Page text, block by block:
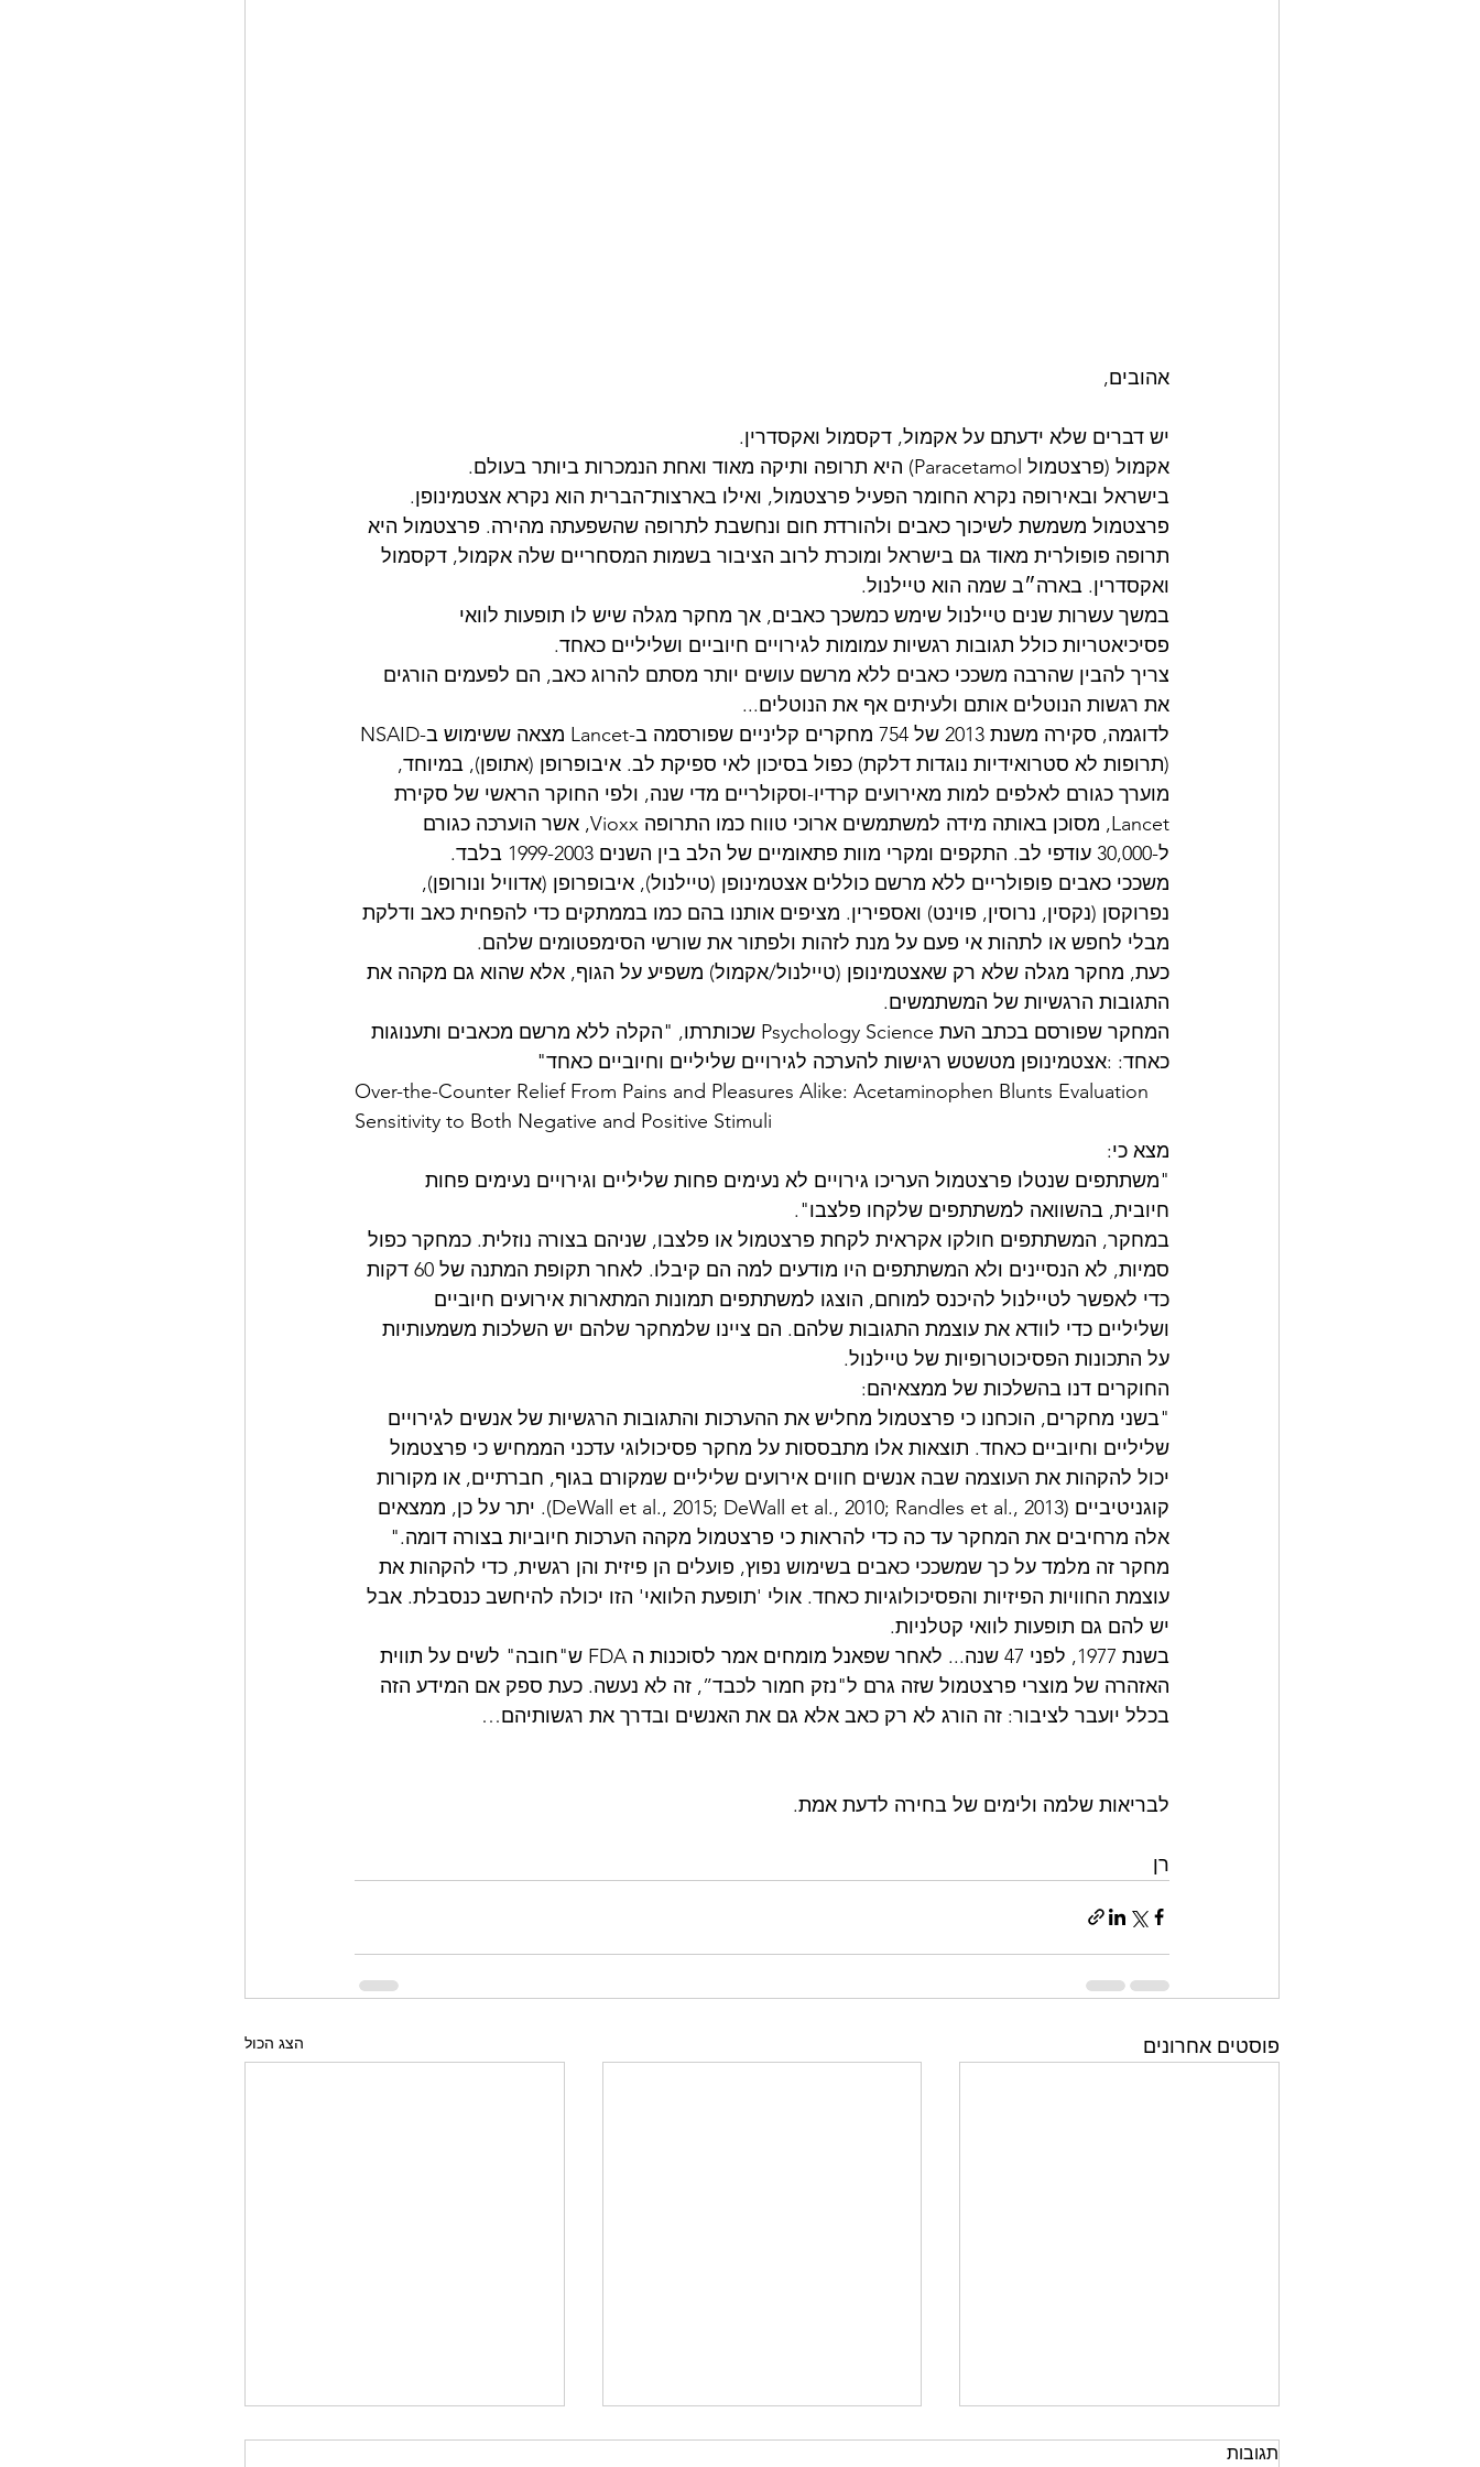
אהובים,
יש דברים שלא ידעתם על אקמול, דקסמול ואקסדרין.
אקמול (פרצטמול Paracetamol) היא תרופה ותיקה מאוד ואחת הנמכרות ביותר בעולם.
בישראל ובאירופה נקרא החומר הפעיל פרצטמול, ואילו בארצות־הברית הוא נקרא אצטמינופן.
פרצטמול משמשת לשיכוך כאבים ולהורדת חום ונחשבת לתרופה שהשפעתה מהירה. פרצטמול היא
תרופה פופולרית מאוד גם בישראל ומוכרת לרוב הציבור בשמות המסחריים שלה אקמול, דקסמול
ואקסדרין. בארה״ב שמה הוא טיילנול.
במשך עשרות שנים טיילנול שימש כמשכך כאבים, אך מחקר מגלה שיש לו תופעות לוואי
פסיכיאטריות כולל תגובות רגשיות עמומות לגירויים חיוביים ושליליים כאחד.
צריך להבין שהרבה משככי כאבים ללא מרשם עושים יותר מסתם להרוג כאב, הם לפעמים הורגים
את רגשות הנוטלים אותם ולעיתים אף את הנוטלים...
(תרופות לא סטרואידיות נוגדות דלקת) כפול בסיכון לאי ספיקת לב. איבופרופן (אתופן), במיוחד,
מוערך כגורם לאלפים למות מאירועים קרדיו-וסקולריים מדי שנה, ולפי החוקר הראשי של סקירת
Lancet, מסוכן באותה מידה למשתמשים ארוכי טווח כמו התרופה Vioxx, אשר הוערכה כגורם
ל-30,000 עודפי לב. התקפים ומקרי מוות פתאומיים של הלב בין השנים 1999-2003 בלבד.
משככי כאבים פופולריים ללא מרשם כוללים אצטמינופן (טיילנול), איבופרופן (אדוויל ונורופן),
נפרוקסן (נקסין, נרוסין, פוינט) ואספירין. מציפים אותנו בהם כמו בממתקים כדי להפחית כאב ודלקת
מבלי לחפש או לתהות אי פעם על מנת לזהות ולפתור את שורשי הסימפטומים שלהם.
כעת, מחקר מגלה שלא רק שאצטמינופן (טיילנול/אקמול) משפיע על הגוף, אלא שהוא גם מקהה את
התגובות הרגשיות של המשתמשים.
המחקר שפורסם בכתב העת Psychology Science שכותרתו, "הקלה ללא מרשם מכאבים ותענוגות
כאחד: :אצטמינופן מטשטש רגישות להערכה לגירויים שליליים וחיוביים כאחד"
Over-the-Counter Relief From Pains and Pleasures Alike: Acetaminophen Blunts Evaluation
Sensitivity to Both Negative and Positive Stimuli
מצא כי:
"משתתפים שנטלו פרצטמול העריכו גירויים לא נעימים פחות שליליים וגירויים נעימים פחות
חיובית, בהשוואה למשתתפים שלקחו פלצבו".
במחקר, המשתתפים חולקו אקראית לקחת פרצטמול או פלצבו, שניהם בצורה נוזלית. כמחקר כפול
סמיות, לא הנסיינים ולא המשתתפים היו מודעים למה הם קיבלו. לאחר תקופת המתנה של 60 דקות
כדי לאפשר לטיילנול להיכנס למוחם, הוצגו למשתתפים תמונות המתארות אירועים חיוביים
ושליליים כדי לוודא את עוצמת התגובות שלהם. הם ציינו שלמחקר שלהם יש השלכות משמעותיות
על התכונות הפסיכוטרופיות של טיילנול.
החוקרים דנו בהשלכות של ממצאיהם:
"בשני מחקרים, הוכחנו כי פרצטמול מחליש את ההערכות והתגובות הרגשיות של אנשים לגירויים
שליליים וחיוביים כאחד. תוצאות אלו מתבססות על מחקר פסיכולוגי עדכני הממחיש כי פרצטמול
יכול להקהות את העוצמה שבה אנשים חווים אירועים שליליים שמקורם בגוף, חברתיים, או מקורות
קוגניטיביים (DeWall et al., 2015; DeWall et al., 2010; Randles et al., 2013). יתר על כן, ממצאים
אלה מרחיבים את המחקר עד כה כדי להראות כי פרצטמול מקהה הערכות חיוביות בצורה דומה."
מחקר זה מלמד על כך שמשככי כאבים בשימוש נפוץ, פועלים הן פיזית והן רגשית, כדי להקהות את
עוצמת החוויות הפיזיות והפסיכולוגיות כאחד. אולי 'תופעת הלוואי' הזו יכולה להיחשב כנסבלת. אבל
יש להם גם תופעות לוואי קטלניות.
בשנת 1977, לפני 47 שנה... לאחר שפאנל מומחים אמר לסוכנות ה FDA ש"חובה" לשים על תווית
האזהרה של מוצרי פרצטמול שזה גרם ל"נזק חמור לכבד”, זה לא נעשה. כעת ספק אם המידע הזה
בכלל יועבר לציבור: זה הורג לא רק כאב אלא גם את האנשים ובדרך את רגשותיהם…
לבריאות שלמה ולימים של בחירה לדעת אמת.
רן
פוסטים אחרונים הצג הכול
תגובות